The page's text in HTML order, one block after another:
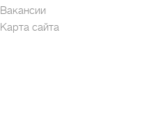
Вакансии
Карта сайта